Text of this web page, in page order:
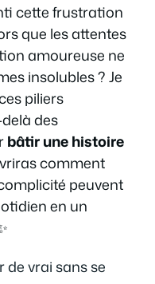
cette frustration
que les attentes
amoureuse ne
insolubles ? Je
piliers
des
bâtir une histoire
comment
peuvent
en un
de vrai sans se